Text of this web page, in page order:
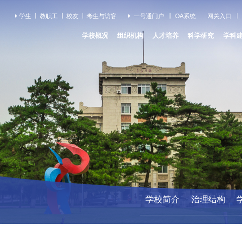
学生 教职工 校友 考生与访客 一号通门户 OA系统 网关入口
学校概况 组织机构 人才培养 科学研究 学科
学校简介 治理结构